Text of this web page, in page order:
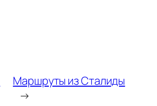
Маршруты из Сталиды
→